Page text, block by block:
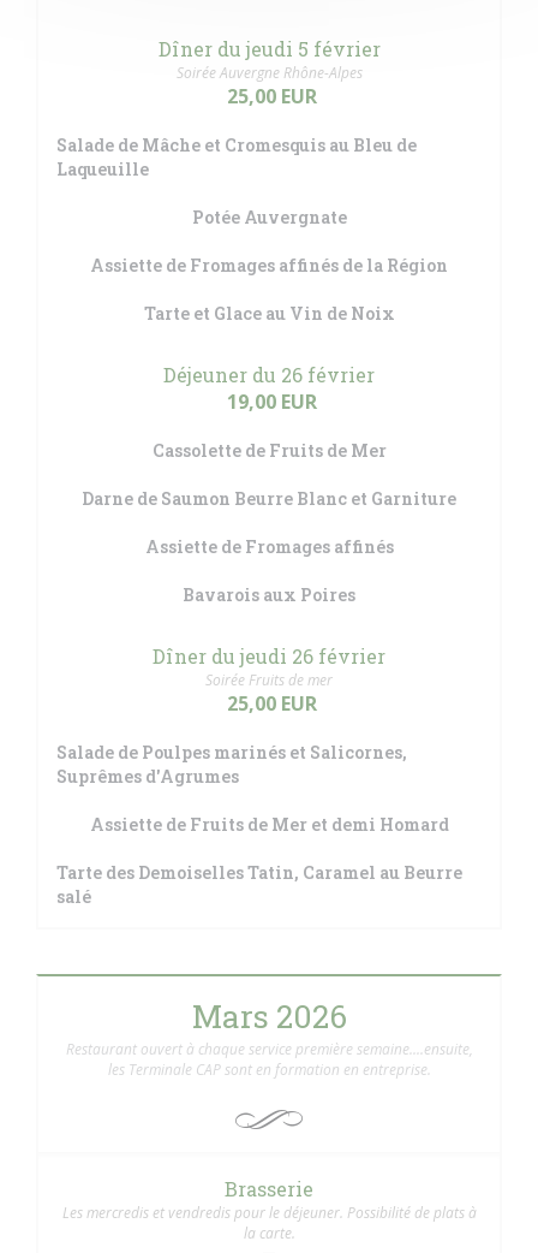
Dîner du jeudi 5 février
Soirée Auvergne Rhône-Alpes
25,00 EUR
Salade de Mâche et Cromesquis au Bleu de
Laqueuille
Potée Auvergnate
Assiette de Fromages affinés de la Région
Tarte et Glace au Vin de Noix
Déjeuner du 26 février
19,00 EUR
Cassolette de Fruits de Mer
Darne de Saumon Beurre Blanc et Garniture
Assiette de Fromages affinés
Bavarois aux Poires
Dîner du jeudi 26 février
Soirée Fruits de mer
25,00 EUR
Salade de Poulpes marinés et Salicornes,
Suprêmes d'Agrumes
Assiette de Fruits de Mer et demi Homard
Tarte des Demoiselles Tatin, Caramel au Beurre
salé
Mars 2026
Restaurant ouvert à chaque service première semaine....ensuite,
les Terminale CAP sont en formation en entreprise.
Brasserie
Les mercredis et vendredis pour le déjeuner. Possibilité de plats à
la carte.